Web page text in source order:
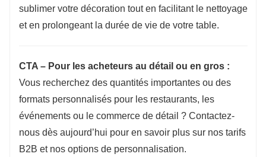
sublimer votre décoration tout en facilitant le nettoyage
et en prolongeant la durée de vie de votre table.
CTA – Pour les acheteurs au détail ou en gros :
Vous recherchez des quantités importantes ou des
formats personnalisés pour les restaurants, les
événements ou le commerce de détail ? Contactez-
nous dès aujourd’hui pour en savoir plus sur nos tarifs
B2B et nos options de personnalisation.